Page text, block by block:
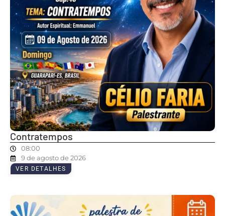
Contratempos
08:00
9 de agosto de 2026
VER DETALHES